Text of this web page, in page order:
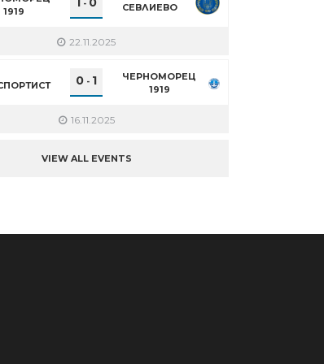
1919
- СЕВЛИЕВО
22.11.2025
0 - 1
ЧЕРНОМОРЕЦ
1919
16.11.2025
VIEW ALL EVENTS